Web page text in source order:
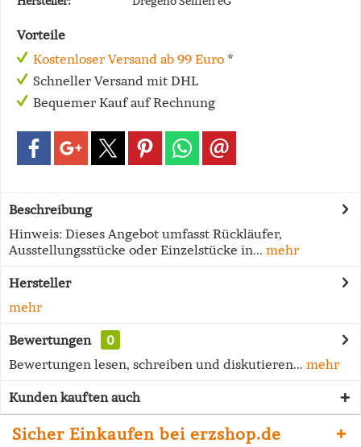
Vorteile
Kostenloser Versand ab 99 Euro *
Schneller Versand mit DHL
Bequemer Kauf auf Rechnung
Beschreibung
Hinweis: Dieses Angebot umfasst Rückläufer,
Ausstellungsstücke oder Einzelstücke in... mehr
Hersteller
mehr
Bewertungen
0
Bewertungen lesen, schreiben und diskutieren... mehr
Kunden kauften auch
Sicher Einkaufen bei erzshop.de